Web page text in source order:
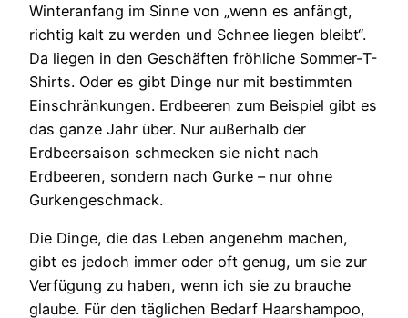
Winteranfang im Sinne von „wenn es anfängt,
richtig kalt zu werden und Schnee liegen bleibt“.
Da liegen in den Geschäften fröhliche Sommer-T-
Shirts. Oder es gibt Dinge nur mit bestimmten
Einschränkungen. Erdbeeren zum Beispiel gibt es
das ganze Jahr über. Nur außerhalb der
Erdbeersaison schmecken sie nicht nach
Erdbeeren, sondern nach Gurke – nur ohne
Gurkengeschmack.
Die Dinge, die das Leben angenehm machen,
gibt es jedoch immer oder oft genug, um sie zur
Verfügung zu haben, wenn ich sie zu brauche
glaube. Für den täglichen Bedarf Haarshampoo,